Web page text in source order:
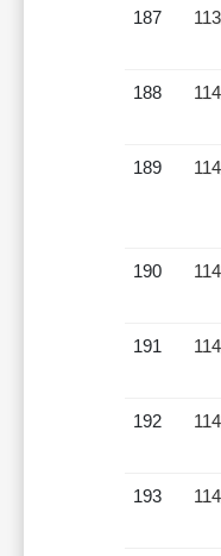
187
188
189
190
191
192
193